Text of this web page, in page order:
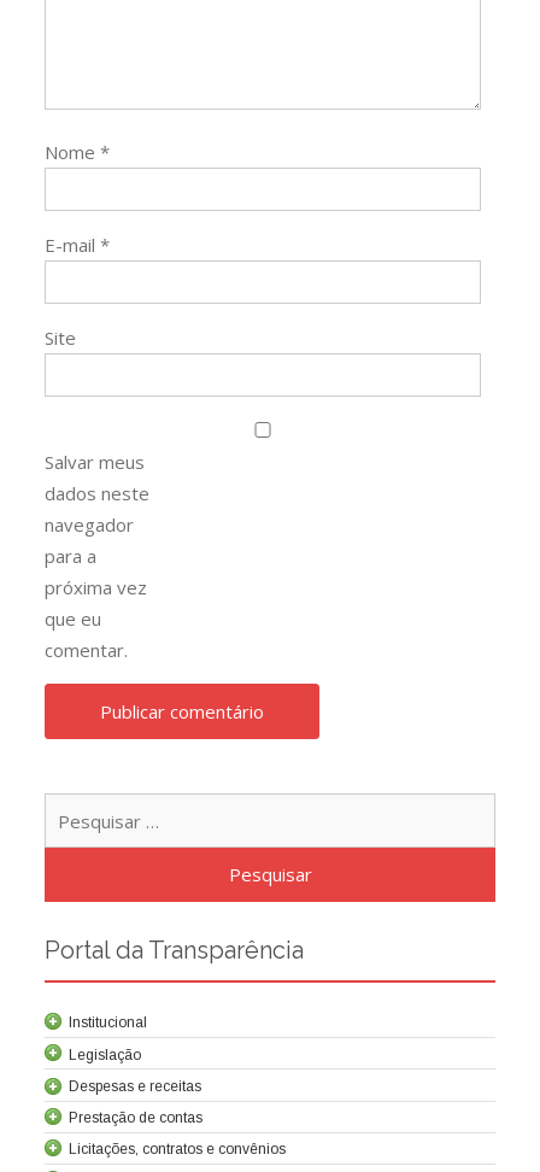
Nome*
E-mail*
Site
Salvar meus
dados neste
navegador
para a
próxima vez
que eu
comentar.
Portal da Transparência
Institucional
Legislação
Despesas e receitas
Prestação de contas
Licitações, contratos e convênios